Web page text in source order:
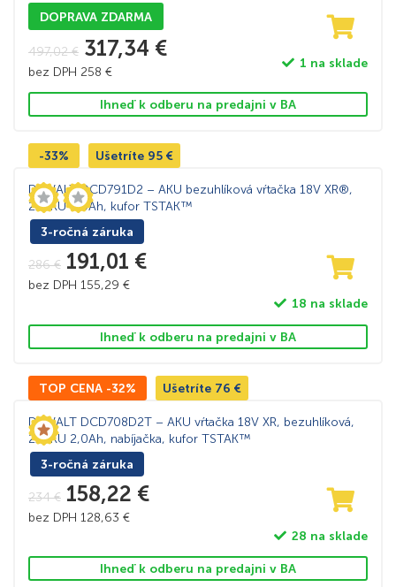
DOPRAVA ZDARMA
497,02€ 317,34 €
bez DPH 258 €
1 na sklade
Ihneď k odberu na predajni v BA
3-ročná záruka
-33% Ušetríte 95 €
DeWALT DCD791D2 – AKU bezuhlíková vŕtačka 18V XR®,
2×AKU 2,0Ah, kufor TSTAK™
286€ 191,01 €
bez DPH 155,29 €
18 na sklade
Ihneď k odberu na predajni v BA
3-ročná záruka
TOP CENA -32% Ušetríte 76 €
DeWALT DCD708D2T – AKU vŕtačka 18V XR, bezuhlíková,
2×AKU 2,0Ah, nabíjačka, kufor TSTAK™
234€ 158,22 €
bez DPH 128,63 €
28 na sklade
Ihneď k odberu na predajni v BA